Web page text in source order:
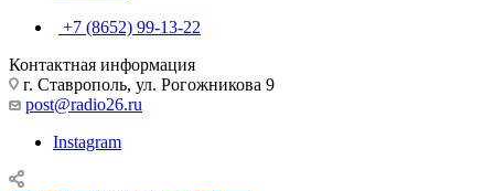
+7 (8652) 99-13-22
Контактная информация
г. Ставрополь, ул. Рогожникова 9
post@radio26.ru
Instagram